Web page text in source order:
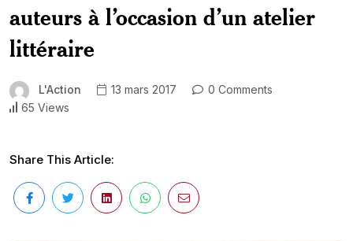
auteurs à l’occasion d’un atelier
littéraire
L'Action 13 mars 2017
0 Comments
65 Views
Share This Article: